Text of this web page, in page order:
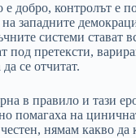
добро, контролът е
западните
системи стават
претексти,
се отчитат.
в правило и тази
помагаха на
нямам какво да